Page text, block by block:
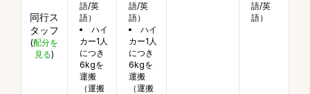
同行ス
タッフ
(配分を
見る)
語/英
語）
ハイ
カー1人
につき
6kgを
運搬
（運搬
語/英
語）
ハイ
カー1人
につき
6kgを
運搬
（運搬
語/英
語）